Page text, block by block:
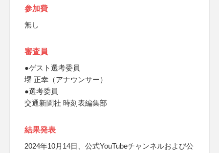
参加費
無し
審査員
●ゲスト選考委員
堺 正幸（アナウンサー）
●選考委員
交通新聞社 時刻表編集部
結果発表
2024年10月14日、公式YouTubeチャンネルおよび公